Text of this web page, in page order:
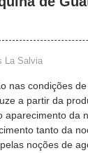
La Salvia
nas condições
a partir da
da
tanto da
noções de